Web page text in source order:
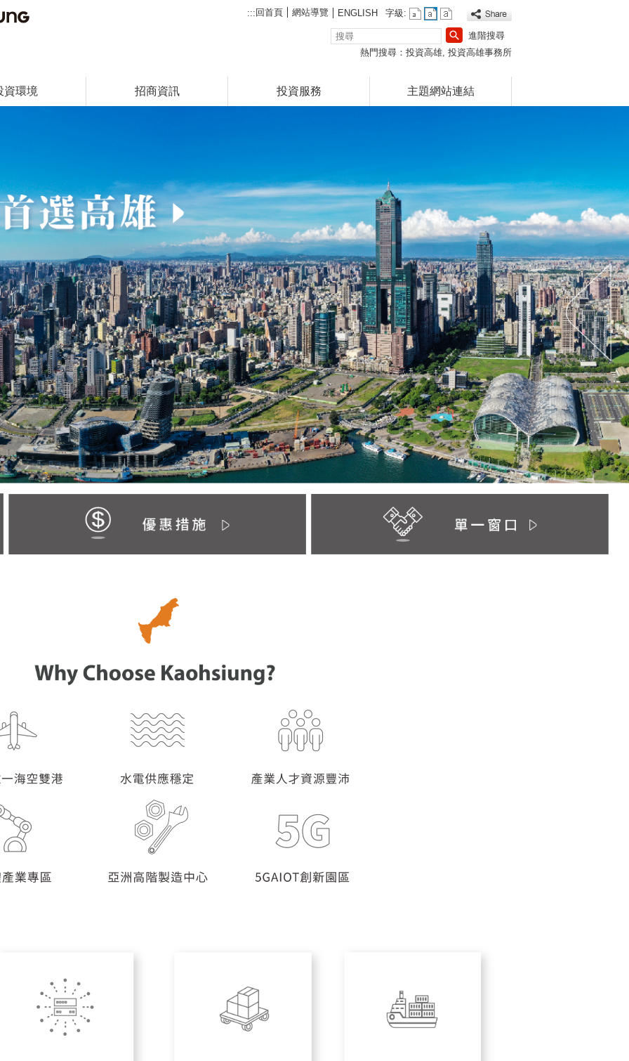
::: 回首頁 網站導覽 ENGLISH
字級:
搜
尋
進階搜尋
熱門搜尋： 投資高雄 投資高雄事務所
資環境 招商資訊 投資服務 主題網站連結